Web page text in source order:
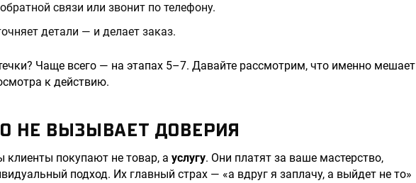
связи или звонит по телефону.
детали — и делает заказ.
Чаще всего — на этапах 5–7. Давайте рассмотрим, что именно мешает
к действию.
НЕ ВЫЗЫВАЕТ ДОВЕРИЯ
покупают не товар, а услугу. Они платят за ваше мастерство,
подход. Их главный страх — «а вдруг я заплачу, а выйдет не то»